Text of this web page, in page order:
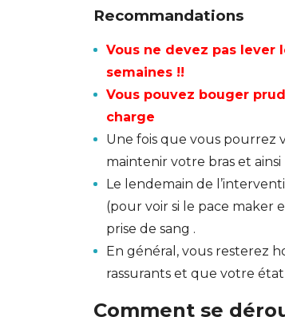
Recommandations
Vous ne devez pas
semaines !!
Vous pouvez bouger
charge
Une fois que vous pourrez
maintenir votre bras et
Le lendemain de
(pour voir si le pace maker
prise de sang .
En général, vous resterez
rassurants et que votre
Comment se